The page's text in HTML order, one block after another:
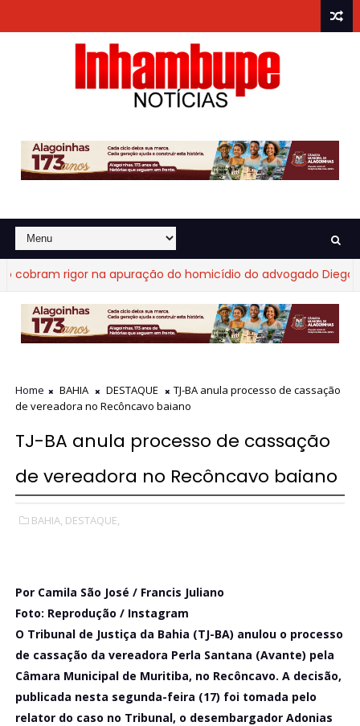
cobram rigor na apuração do homicídio do advogado Diego
Home BAHIA DESTAQUE
TJ-BA anula processo de cassação
de vereadora no Recôncavo baiano
TJ-BA anula processo de cassação
de vereadora no Recôncavo baiano
BAHIA, DESTAQUE,
Por Camila São José / Francis Juliano
Foto: Reprodução / Instagram
O Tribunal de Justiça da Bahia (TJ-BA) anulou o processo
de cassação da vereadora Perla Santana (Avante) pela
Câmara Municipal de Muritiba, no Recôncavo. A decisão,
publicada nesta segunda-feira (17) foi tomada pelo
relator do caso no Tribunal, o desembargador Adonias